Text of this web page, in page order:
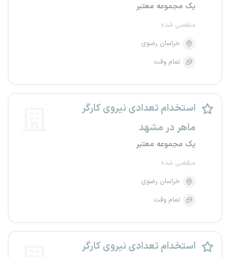
یک مجموعه معتبر
منقضی شده
خراسان رضوی
تمام وقت
استخدام تعدادی نیروی کارگر
ماهر در مشهد
یک مجموعه معتبر
منقضی شده
خراسان رضوی
تمام وقت
استخدام تعدادی نیروی کارگر